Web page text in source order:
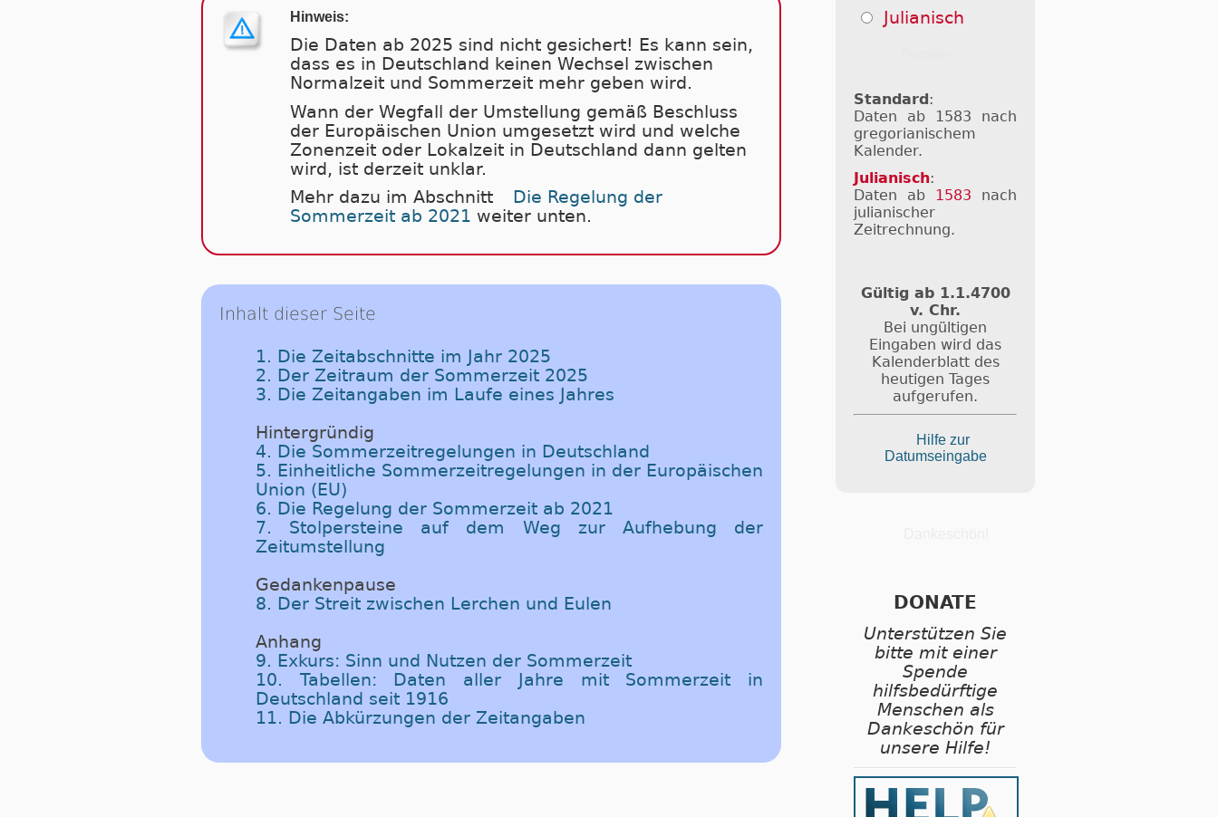
Hinweis:
Die Daten ab 2025 sind nicht gesichert! Es kann sein,
dass es in Deutschland keinen Wechsel zwischen
Normalzeit und Sommerzeit mehr geben wird.
Wann der Wegfall der Umstellung gemäß Beschluss
der Europäischen Union umgesetzt wird und welche
Zonenzeit oder Lokalzeit in Deutschland dann gelten
wird, ist derzeit unklar.
Mehr dazu im Abschnitt
Die Regelung der
Sommerzeit ab 2021 weiter unten.
Inhalt dieser Seite
1. Die Zeitabschnitte im Jahr 2025
2. Der Zeitraum der Sommerzeit 2025
3. Die Zeitangaben im Laufe eines Jahres
Hintergründig
4. Die Sommerzeitregelungen in Deutschland
5. Einheitliche Sommerzeitregelungen in der Europäischen
Union (EU)
6. Die Regelung der Sommerzeit ab 2021
7. Stolpersteine auf dem Weg zur Aufhebung der
Zeitumstellung
Gedankenpause
8. Der Streit zwischen Lerchen und Eulen
Anhang
9. Exkurs: Sinn und Nutzen der Sommerzeit
10. Tabellen: Daten aller Jahre mit Sommerzeit in
Deutschland seit 1916
11. Die Abkürzungen der Zeitangaben
Julianisch
Standard :
Daten ab 1583 nach
gregorianischem
Kalender.
Julianisch:
Daten ab 1583 nach
julianischer
Zeitrechnung.
Gültig ab 1.1.4700
v. Chr.
Bei ungültigen
Eingaben wird das
Kalenderblatt des
heutigen Tages
aufgerufen.
Hilfe zur
Datumseingabe
DONATE
Unterstützen Sie
bitte mit einer
Spende
hilfsbedürftige
Menschen als
Dankeschön für
unsere Hilfe!